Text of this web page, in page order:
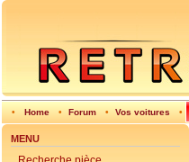
• Home • Forum • Vos voitures •
MENU